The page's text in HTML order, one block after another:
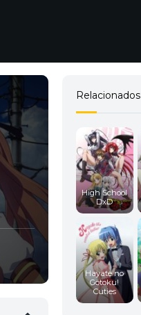
Relacionados
High School
DxD
Hayate no
Gotoku!
Cuties